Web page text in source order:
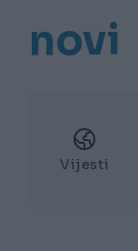
novi
Vijesti